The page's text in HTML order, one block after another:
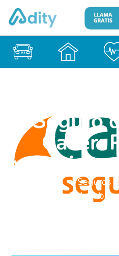
Seguro
Caser:
ventajas y
Seguros
8 de